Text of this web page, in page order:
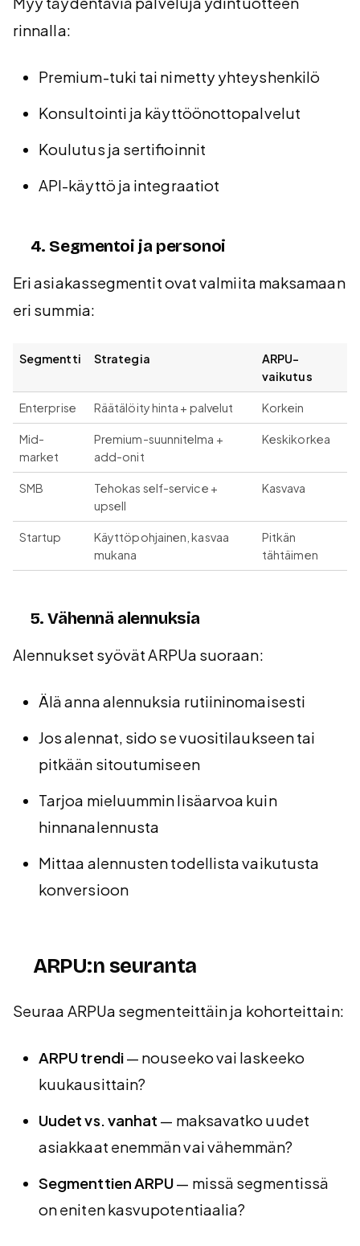
rinnalla:
Premium-tuki tai nimetty yhteyshenkilö
Konsultointi ja käyttöönottopalvelut
Koulutus ja sertifioinnit
API-käyttö ja integraatiot
4. Segmentoi ja personoi
Eri asiakassegmentit ovat valmiita maksamaan
eri summia:
Segmentti Strategia
ARPU-
vaikutus
Enterprise Räätälöity hinta + palvelut Korkein
Mid-
market
Premium-suunnitelma +
add-onit
Keskikorkea
SMB
Tehokas self-service +
upsell
Kasvava
Startup
Käyttöpohjainen, kasvaa
mukana
Pitkän
tähtäimen
5. Vähennä alennuksia
Alennukset syövät ARPUa suoraan:
Älä anna alennuksia rutiininomaisesti
Jos alennat, sido se vuositilaukseen tai
pitkään sitoutumiseen
Tarjoa mieluummin lisäarvoa kuin
hinnanalennusta
Mittaa alennusten todellista vaikutusta
konversioon
ARPU:n seuranta
Seuraa ARPUa segmenteittäin ja kohorteittain:
ARPU trendi— nouseeko vai laskeeko
kuukausittain?
Uudet vs. vanhat — maksavatko uudet
asiakkaat enemmän vai vähemmän?
Segmenttien ARPU— missä segmentissä
on eniten kasvupotentiaalia?